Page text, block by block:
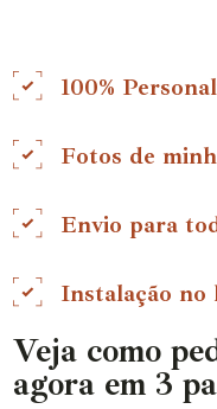
100%
Fotos de
Envio para
Instalação no
Veja como
agora em 3